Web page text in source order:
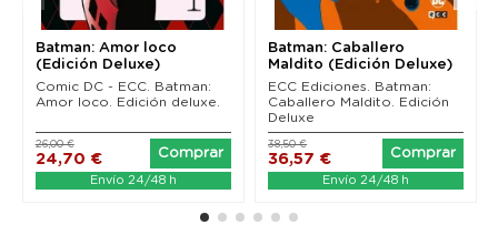
Batman: Amor loco
(Edición Deluxe)
Comic DC - ECC. Batman:
Amor loco. Edición deluxe.
24,70 €
26,00 €
Comprar
Envío 24/48 h
Batman: Caballero
Maldito (Edición Deluxe)
ECC Ediciones. Batman:
Caballero Maldito. Edición
Deluxe
36,57 €
38,50 €
Comprar
Envío 24/48 h